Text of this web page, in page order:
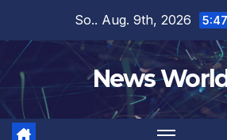
springen
So.. Aug. 9th, 2026
News